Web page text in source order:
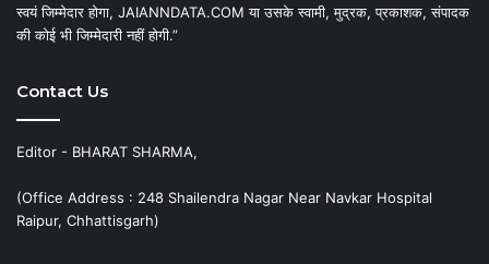
स्वयं जिम्मेदार होगा, JAIANNDATA.COM या उसके स्वामी, मुद्रक, प्रकाशक, संपादक
की कोई भी जिम्मेदारी नहीं होगी.”
Contact Us
Editor - BHARAT SHARMA,
(Office Address : 248 Shailendra Nagar Near Navkar Hospital
Raipur, Chhattisgarh)